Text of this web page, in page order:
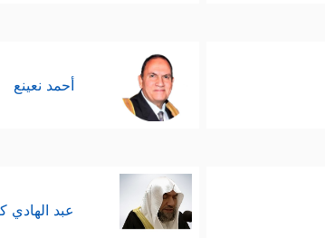
أحمد نعينع
عبد الهادي